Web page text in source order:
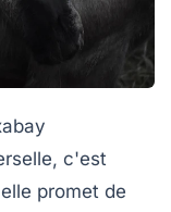
c'est
promet de